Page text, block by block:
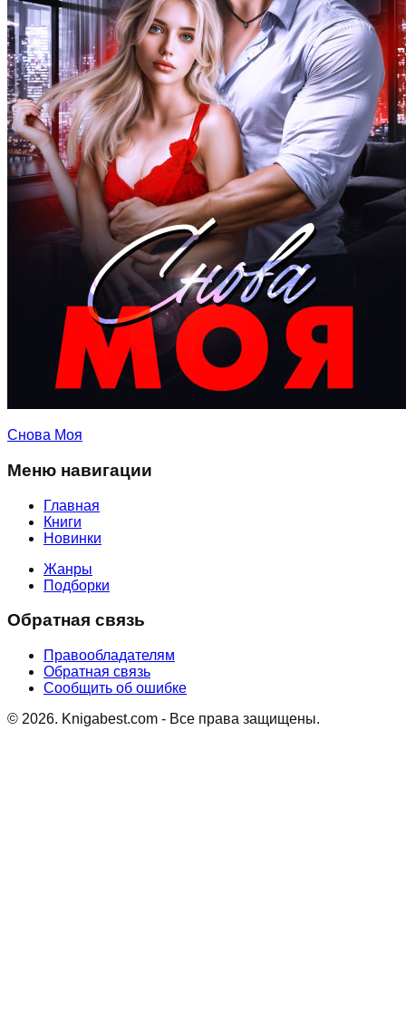
Снова Моя
Меню навигации
Главная
Книги
Новинки
Жанры
Подборки
Обратная связь
Правообладателям
Обратная связь
Сообщить об ошибке
© 2026. Knigabest.com - Все права защищены.